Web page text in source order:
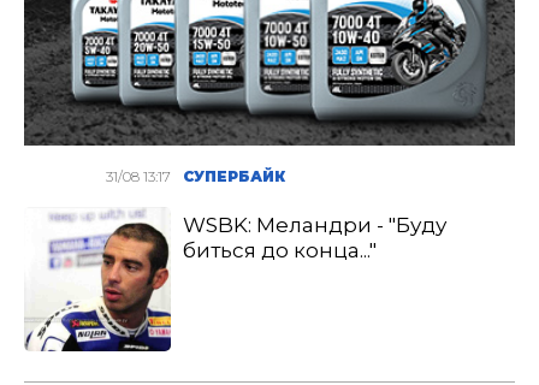
31/08 13:17 СУПЕРБАЙК
WSBK: Меландри - "Буду
биться до конца..."